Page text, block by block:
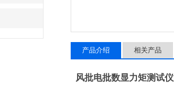
产品介绍 相关产品
风批电批数显力矩测试